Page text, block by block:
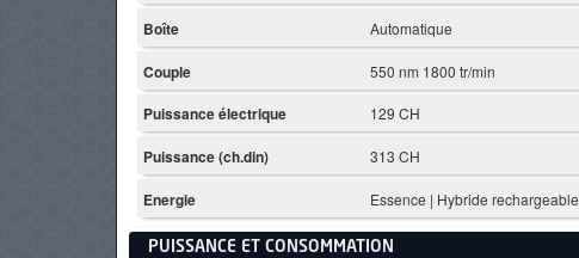
Boîte Automatique
Couple 550 nm 1800 tr/min
Puissance électrique 129 CH
Puissance (ch.din) 313 CH
Energie Essence | Hybride rechargeable
PUISSANCE ET CONSOMMATION